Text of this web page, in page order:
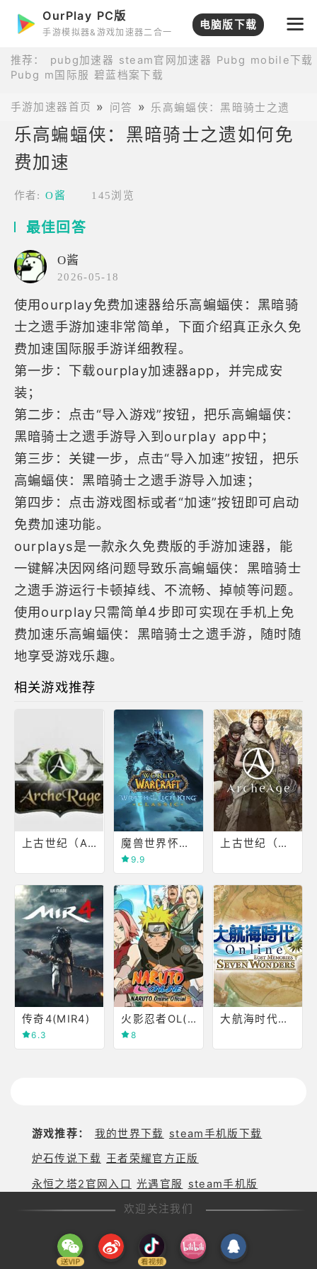
OurPlay PC版
手游模拟器&游戏加速器二合一
电脑版下载
推荐： pubg加速器 steam官网加速器
Pubg mobile下载
Pubg m国际服 碧蓝档案下载
手游加速器首页 问答 乐高蝙蝠侠：黑暗骑士之遗问答
乐高蝙蝠侠：黑暗骑士之遗如何免
费加速
作者:O酱 145浏览
最佳回答
O酱
2026-05-18
使用ourplay免费加速器给乐高蝙蝠侠：黑暗骑
士之遗手游加速非常简单，下面介绍真正永久免
费加速国际服手游详细教程。
第一步：下载ourplay加速器app，并完成安
装；
第二步：点击“导入游戏”按钮，把乐高蝙蝠侠：
黑暗骑士之遗手游导入到ourplay app中；
第三步：关键一步，点击“导入加速”按钮，把乐
高蝙蝠侠：黑暗骑士之遗手游导入加速；
第四步：点击游戏图标或者“加速”按钮即可启动
免费加速功能。
ourplays是一款永久免费版的手游加速器，能
一键解决因网络问题导致乐高蝙蝠侠：黑暗骑士
之遗手游运行卡顿掉线、不流畅、掉帧等问题。
使用ourplay只需简单4步即可实现在手机上免
费加速乐高蝙蝠侠：黑暗骑士之遗手游，随时随
地享受游戏乐趣。
相关游戏推荐
上古世纪（Arche Age0 魔兽世界怀旧服(World of Warcraft Classic)
9.9
上古世纪（俄服）
传奇4(MIR4)
6.3
火影忍者OL(NARUTO Online)
8
大航海时代OL(Uncharted Waters)
游戏推荐： 我的世界下载 steam手机版下载
炉石传说下载 王者荣耀官方正版
永恒之塔2官网入口 光遇官服
steam手机版
欢迎关注我们